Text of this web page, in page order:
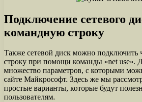
Подключение сетевого
командную строку
Также сетевой диск можно подключить
строку при помощи команды «net use».
множество параметров, с которыми
сайте Майкрософт. Здесь же мы
простые варианты, которые будут
пользователям.